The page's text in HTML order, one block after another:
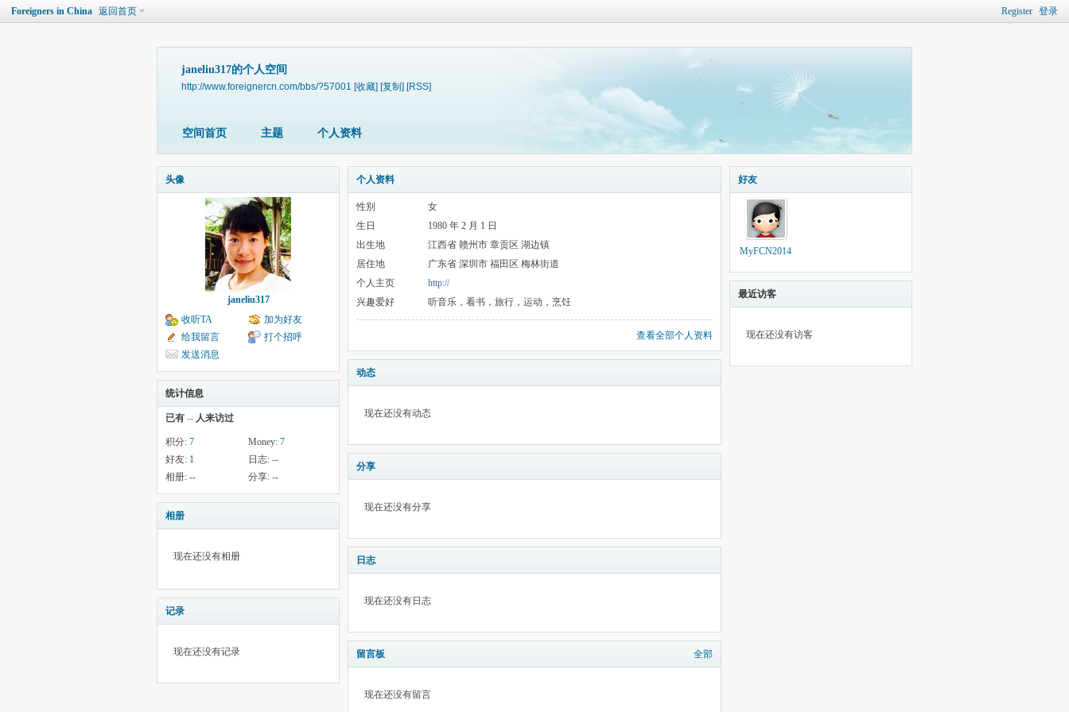
Register 登录
Foreigners in China 返回首页
janeliu317的个人空间
http://www.foreignercn.com/bbs/?57001 [收藏] [复制] [RSS]
空间首页 主题 个人资料
头像
janeliu317
收听TA
加为好友
给我留言
打个招呼
发送消息
统计信息
已有 -- 人来访过
积分: 7 Money: 7
好友: 1 日志: --
相册: -- 分享: --
相册
现在还没有相册
记录
现在还没有记录
个人资料
性别
女
生日
1980 年 2 月 1 日
出生地
江西省 赣州市 章贡区 湖边镇
居住地
广东省 深圳市 福田区 梅林街道
个人主页
http://
兴趣爱好
听音乐，看书，旅行，运动，烹饪
查看全部个人资料
动态
现在还没有动态
分享
现在还没有分享
日志
现在还没有日志
留言板 全部
现在还没有留言
好友
MyFCN2014
最近访客
现在还没有访客